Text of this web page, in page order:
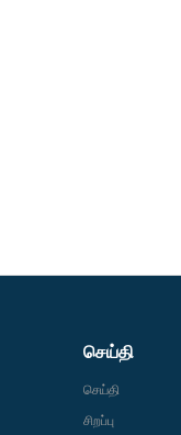
செய்தி
செய்தி
சிறப்பு